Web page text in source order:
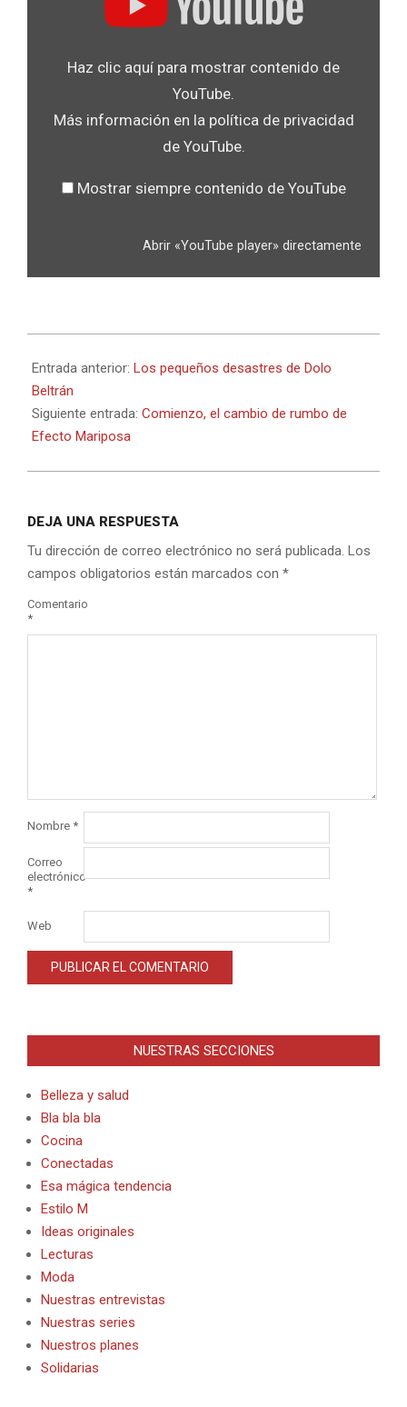
Haz clic aquí para mostrar contenido de
YouTube.
Más información en la política de privacidad
de YouTube.
Mostrar siempre contenido de YouTube
Abrir «YouTube player» directamente
08-
26
Entrada anterior: Los pequeños desastres de Dolo
Beltrán
Siguiente entrada: Comienzo, el cambio de rumbo de
Efecto Mariposa
DEJA UNA RESPUESTA
Tu dirección de correo electrónico no será publicada. Los
campos obligatorios están marcados con *
Comentario
*
Nombre *
Correo
electrónico
*
Web
NUESTRAS SECCIONES
Belleza y salud
Bla bla bla
Cocina
Conectadas
Esa mágica tendencia
Estilo M
Ideas originales
Lecturas
Moda
Nuestras entrevistas
Nuestras series
Nuestros planes
Solidarias